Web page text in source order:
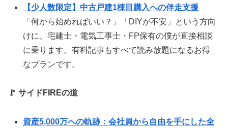
【少人数限定】中古戸建1棟目購入への伴走支援
「何から始めればいい？」「DIYが不安」という方向
けに、宅建士・電気工事士・FP保有の僕が直接相談
に乗ります。有料記事もすべて読み放題になるお得
なプランです。
🚩 サイドFIREの道
資産5,000万への軌跡：会社員から自由を手にした全